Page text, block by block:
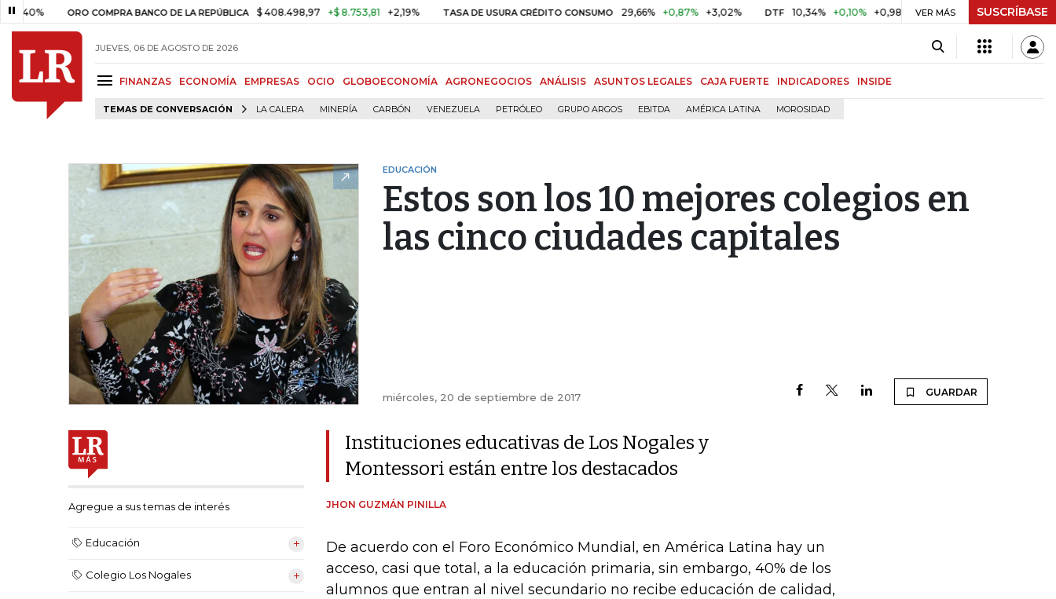
ORO COMPRA BANCO DE LA REPÚBLICA $ 408.498,97 +$ 8.753,81 +2,19% TASA DE USURA CRÉDITO CONSUMO 29,66% +0,87% +3,02% DTF 10,34% +0,10% +0,98% UVR $ 416,86 +$ 0,05 +0,01%
VER MÁS SUSCRÍBASE
JUEVES, 06 DE AGOSTO DE 2026
FINANZAS ECONOMÍA EMPRESAS OCIO GLOBOECONOMÍA AGRONEGOCIOS ANÁLISIS ASUNTOS LEGALES CAJA FUERTE INDICADORES INSIDE
TEMAS DE CONVERSACIÓN LA CALERA MINERÍA CARBÓN VENEZUELA PETRÓLEO GRUPO ARGOS EBITDA AMÉRICA LATINA MOROSIDAD
EDUCACIÓN
Estos son los 10 mejores colegios en
las cinco ciudades capitales
miércoles, 20 de septiembre de 2017 GUARDAR
Agregue a sus temas de interés
Educación
Colegio Los Nogales
Instituciones educativas de Los Nogales y
Montessori están entre los destacados
JHON GUZMÁN PINILLA
De acuerdo con el Foro Económico Mundial, en América Latina hay un
acceso, casi que total, a la educación primaria, sin embargo, 40% de los
alumnos que entran al nivel secundario no recibe educación de calidad,